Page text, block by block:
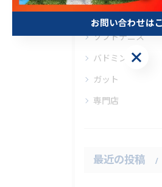
ソフトテニス
バドミントン
ガット
専門店
最近の投稿
お問い合わせは
お問い合わせは